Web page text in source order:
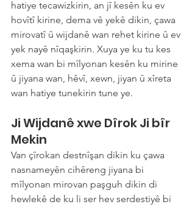
hatiye tecawizkirin, an jî kesên ku ev
hovîtî kirine, dema vê yekê dikin, çawa
mirovatî û wijdanê wan rehet kirine û ev
yek nayê nîqaşkirin. Xuya ye ku tu kes
xema wan bi mîlyonan kesên ku mirine
û jiyana wan, hêvî, xewn, jiyan û xîreta
wan hatiye tunekirin tune ye.
Ji Wijdanê xwe Dîrok Ji bîr
Mekin
Van çîrokan destnîşan dikin ku çawa
nasnameyên cihêreng jiyana bi
mîlyonan mirovan paşguh dikin di
hewlekê de ku li ser hev serdestiyê bi